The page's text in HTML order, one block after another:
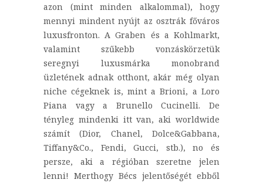
azon (mint minden alkalommal), hogy
mennyi mindent nyújt az osztrák főváros
luxusfronton. A Graben és a Kohlmarkt,
valamint szűkebb vonzáskörzetük
seregnyi luxusmárka monobrand
üzletének adnak otthont, akár még olyan
niche cégeknek is, mint a Brioni, a Loro
Piana vagy a Brunello Cucinelli. De
tényleg mindenki itt van, aki worldwide
számít (Dior, Chanel, Dolce&Gabbana,
Tiffany&Co., Fendi, Gucci, stb.), no és
persze, aki a régióban szeretne jelen
lenni! Merthogy Bécs jelentőségét ebből